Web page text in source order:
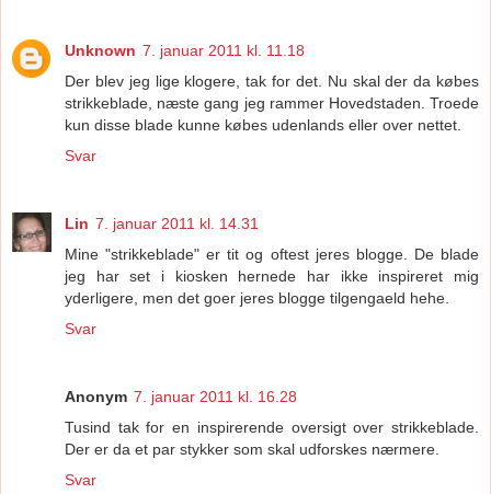
Unknown 7. januar 2011 kl. 11.18
Der blev jeg lige klogere, tak for det. Nu skal der da købes
strikkeblade, næste gang jeg rammer Hovedstaden. Troede
kun disse blade kunne købes udenlands eller over nettet.
Svar
Lin 7. januar 2011 kl. 14.31
Mine "strikkeblade" er tit og oftest jeres blogge. De blade
jeg har set i kiosken hernede har ikke inspireret mig
yderligere, men det goer jeres blogge tilgengaeld hehe.
Svar
Anonym 7. januar 2011 kl. 16.28
Tusind tak for en inspirerende oversigt over strikkeblade.
Der er da et par stykker som skal udforskes nærmere.
Svar